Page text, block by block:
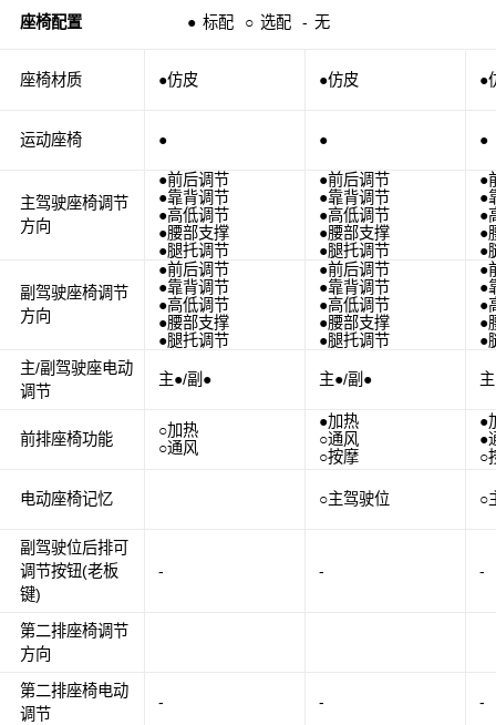
座椅配置 ● 标配 ○ 选配 - 无
座椅材质
运动座椅
主驾驶座椅调节
方向
副驾驶座椅调节
方向
主/副驾驶座电动
调节
前排座椅功能
电动座椅记忆
副驾驶位后排可
调节按钮(老板
键)
第二排座椅调节
方向
第二排座椅电动
调节
●仿皮 ●仿皮 ●
● ● ●
●前后调节
●靠背调节
●高低调节
●腰部支撑
●腿托调节
●前后调节
●靠背调节
●高低调节
●腰部支撑
●腿托调节
●
●
●
●
●
●前后调节
●靠背调节
●高低调节
●腰部支撑
●腿托调节
●前后调节
●靠背调节
●高低调节
●腰部支撑
●腿托调节
●
●
●
●
●
主●/副● 主●/副●
○加热
○通风
●加热
○通风
○按摩
●
●
○
○主驾驶位 ○
- - -
- - -